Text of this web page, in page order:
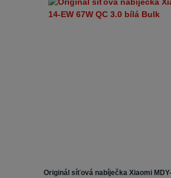
Originál síťová nabíječka Xiaomi